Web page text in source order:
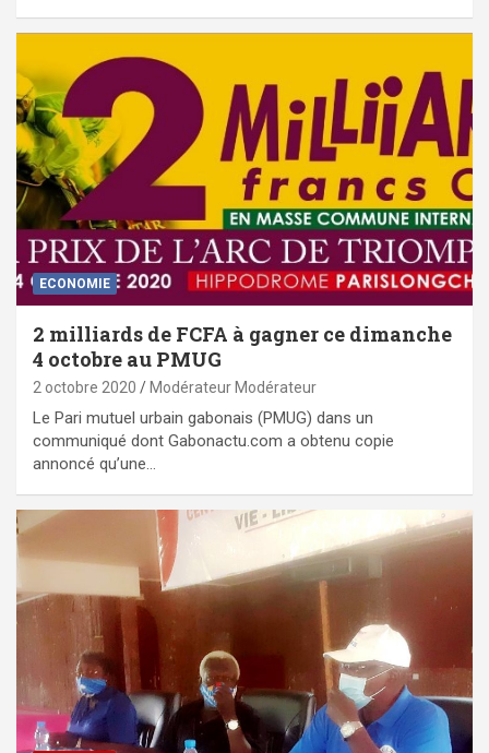
ECONOMIE
2 milliards de FCFA à gagner ce dimanche
4 octobre au PMUG
2 octobre 2020 Modérateur Modérateur
Le Pari mutuel urbain gabonais (PMUG) dans un
communiqué dont Gabonactu.com a obtenu copie
annoncé qu’une…